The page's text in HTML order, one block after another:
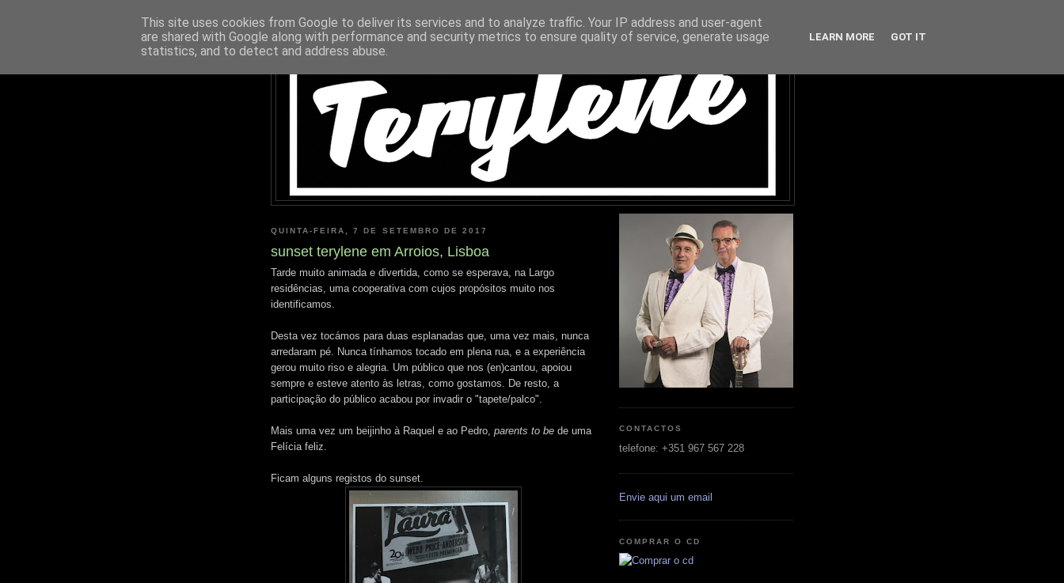
QUINTA-FEIRA, 7 DE SETEMBRO DE 2017
sunset terylene em Arroios, Lisboa
Tarde muito animada e divertida, como se esperava, na Largo
residências, uma cooperativa com cujos propósitos muito nos
identificamos.
Desta vez tocámos para duas esplanadas que, uma vez mais, nunca
arredaram pé. Nunca tínhamos tocado em plena rua, e a experiência
gerou muito riso e alegria. Um público que nos (en)cantou, apoiou
sempre e esteve atento às letras, como gostamos. De resto, a
participação do público acabou por invadir o "tapete/palco".
Mais uma vez um beijinho à Raquel e ao Pedro, parents to be de uma
Felícia feliz.
Ficam alguns registos do sunset.
CONTACTOS
telefone: +351 967 567 228
Envie aqui um email
COMPRAR O CD
This site uses cookies from Google to deliver its services and to analyze traffic. Your IP address and user-agent
are shared with Google along with performance and security metrics to ensure quality of service, generate usage
statistics, and to detect and address abuse.
LEARN MORE GOT IT